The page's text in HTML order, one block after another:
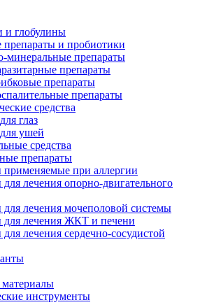
и глобулины
и пробиотики
минеральные препараты
препараты
препараты
препараты
средства
глаз
ушей
средства
препараты
применяемые при аллергии
лечения опорно-двигательного
лечения мочеполовой системы
для лечения ЖКТ и печени
лечения сердечно-сосудистой
инструменты